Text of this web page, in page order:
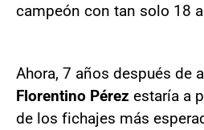
campeón con tan solo 18
Ahora, 7 años después de
Florentino Pérez estaría a
de los fichajes más